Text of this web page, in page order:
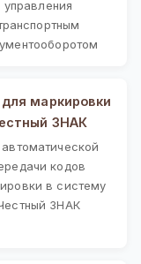
управления
маркировки
ЗНАК
автоматической
кодов
в систему
ЗНАК